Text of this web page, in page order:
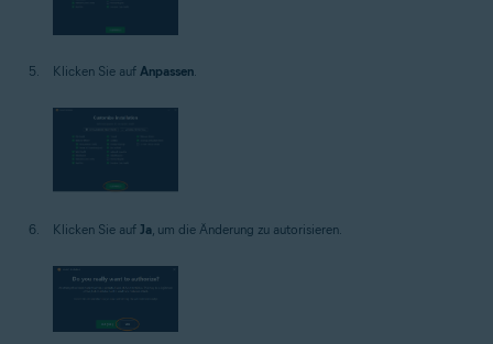
Klicken Sie auf Anpassen
Klicken Sie auf Ja , um die Änderung zu autorisieren.